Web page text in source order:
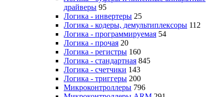
драйверы 95
Логика - инвертеры 25
Логика - кодеры, демультиплексоры 112
Логика - программируемая 54
Логика - прочая 20
Логика - регистры 160
Логика - стандартная 845
Логика - счетчики 143
Логика - триггеры 200
Микроконтроллеры 796